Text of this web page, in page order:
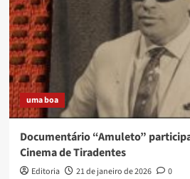
uma boa
Documentário “Amuleto”
Cinema de Tiradentes
Editoria 21 de janeiro de 2026
0